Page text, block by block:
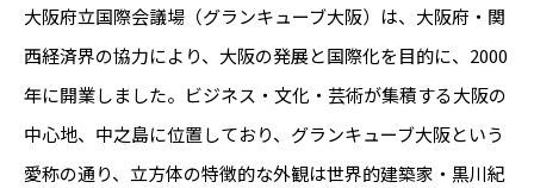
大阪府立国際会議場（グランキューブ大阪）は、大阪府・関
西経済界の協力により、大阪の発展と国際化を目的に、2000
年に開業しました。ビジネス・文化・芸術が集積する大阪の
中心地、中之島に位置しており、グランキューブ大阪という
愛称の通り、立方体の特徴的な外観は世界的建築家・黒川紀